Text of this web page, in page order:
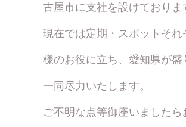
古屋市に支社を設けておりま
現在では定期・スポットそ
様のお役に立ち、愛知県が
一同尽力いたします。
ご不明な点等御座いましたら